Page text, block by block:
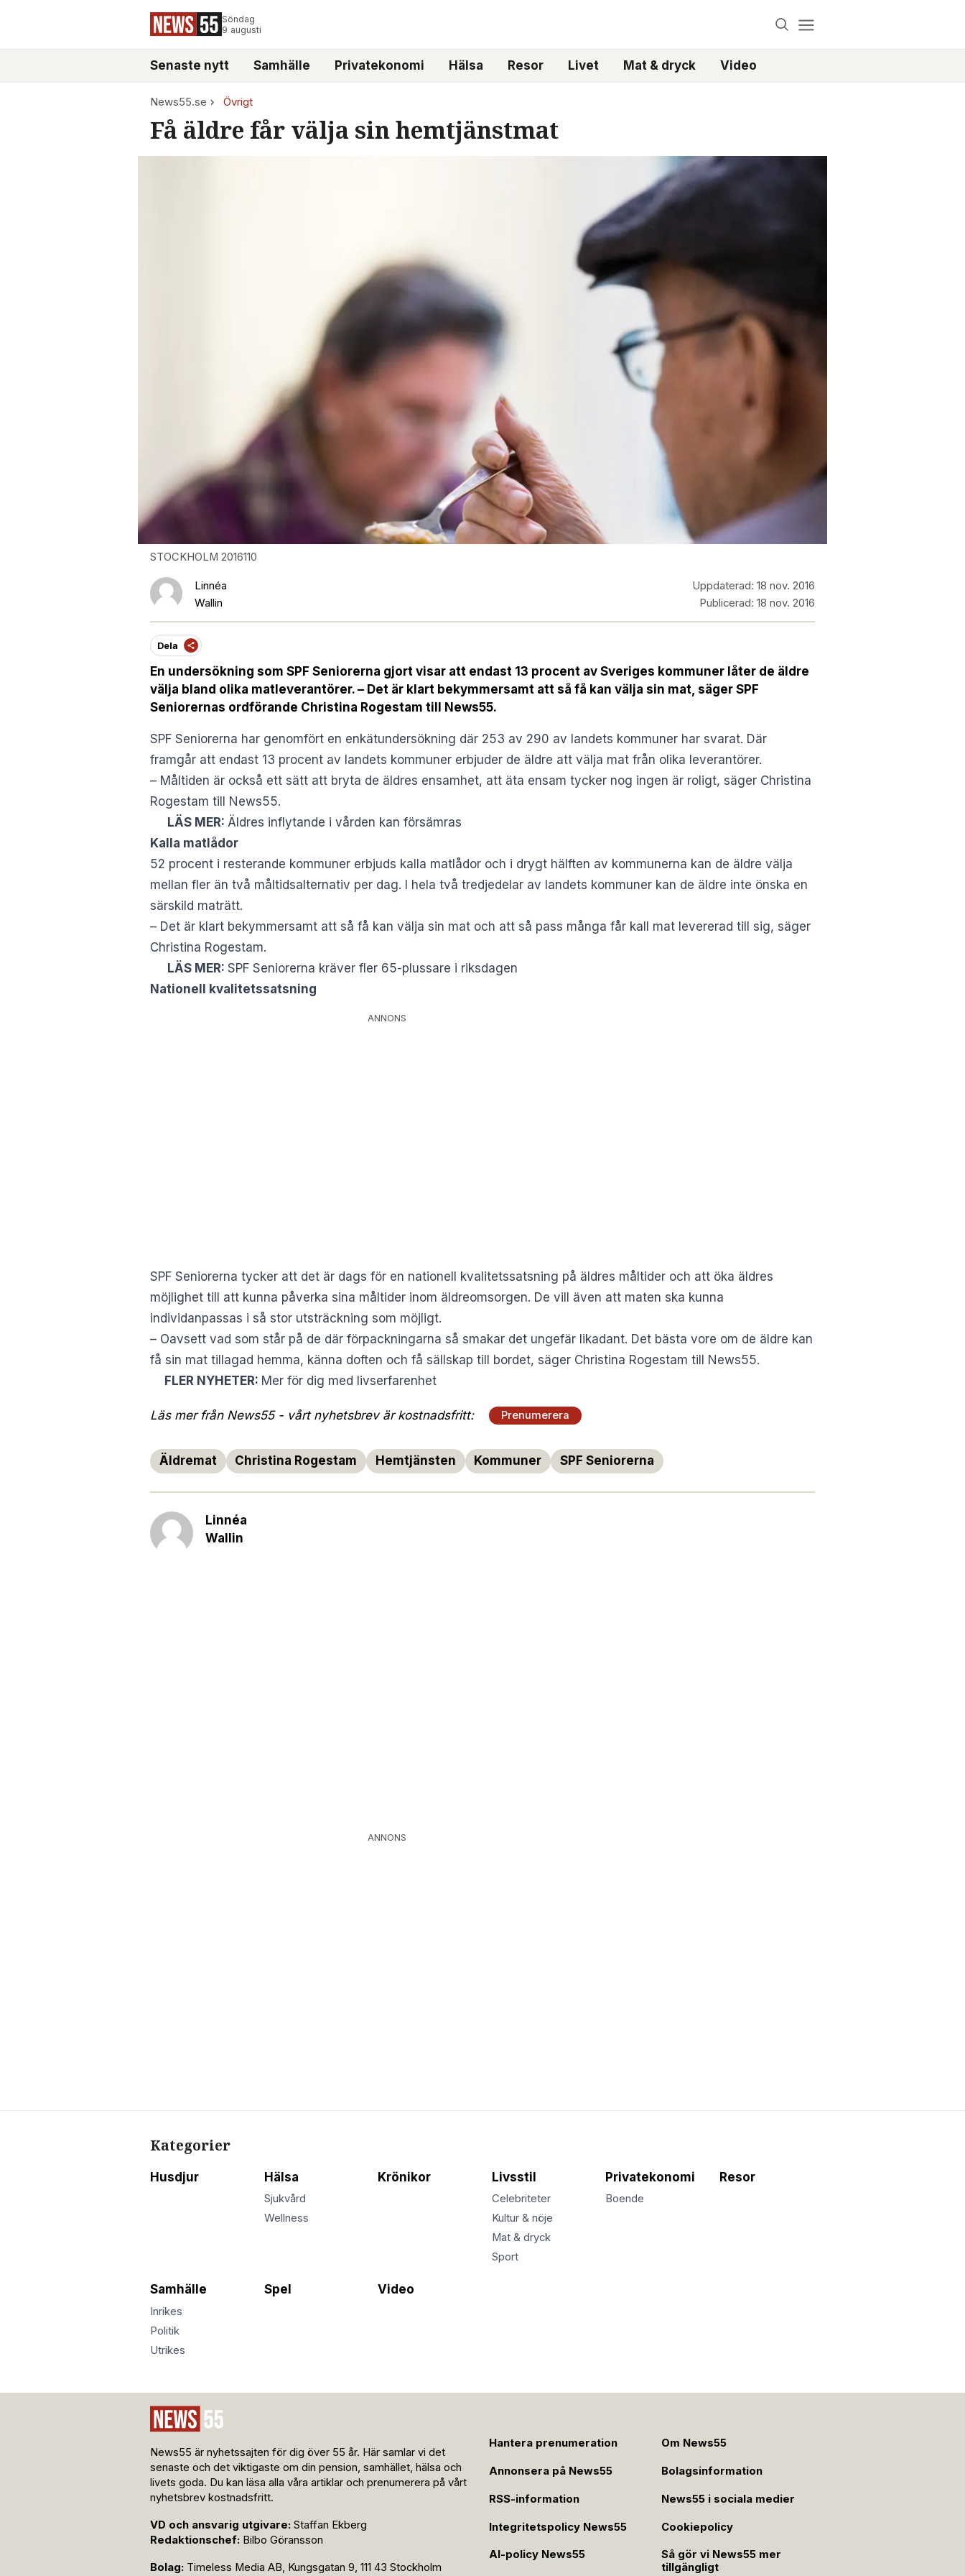
Söndag
9 augusti
Senaste nytt Samhälle Privatekonomi Hälsa Resor Livet Mat & dryck Video
News55.se Övrigt
Få äldre får välja sin hemtjänstmat
STOCKHOLM 2016110
Linnéa
Wallin
Uppdaterad: 18 nov. 2016
Publicerad: 18 nov. 2016
Dela
En undersökning som SPF Seniorerna gjort visar att endast 13 procent av Sveriges kommuner låter de äldre
välja bland olika matleverantörer. – Det är klart bekymmersamt att så få kan välja sin mat, säger SPF
Seniorernas ordförande Christina Rogestam till News55.
SPF Seniorerna har genomfört en enkätundersökning där 253 av 290 av landets kommuner har svarat. Där
framgår att endast 13 procent av landets kommuner erbjuder de äldre att välja mat från olika leverantörer.
– Måltiden är också ett sätt att bryta de äldres ensamhet, att äta ensam tycker nog ingen är roligt, säger Christina
Rogestam till News55.
LÄS MER: Äldres inflytande i vården kan försämras
Kalla matlådor
52 procent i resterande kommuner erbjuds kalla matlådor och i drygt hälften av kommunerna kan de äldre välja
mellan fler än två måltidsalternativ per dag. I hela två tredjedelar av landets kommuner kan de äldre inte önska en
särskild maträtt.
– Det är klart bekymmersamt att så få kan välja sin mat och att så pass många får kall mat levererad till sig, säger
Christina Rogestam.
LÄS MER: SPF Seniorerna kräver fler 65-plussare i riksdagen
Nationell kvalitetssatsning
ANNONS
SPF Seniorerna tycker att det är dags för en nationell kvalitetssatsning på äldres måltider och att öka äldres
möjlighet till att kunna påverka sina måltider inom äldreomsorgen. De vill även att maten ska kunna
individanpassas i så stor utsträckning som möjligt.
– Oavsett vad som står på de där förpackningarna så smakar det ungefär likadant. Det bästa vore om de äldre kan
få sin mat tillagad hemma, känna doften och få sällskap till bordet, säger Christina Rogestam till News55.
FLER NYHETER: Mer för dig med livserfarenhet
Läs mer från News55 - vårt nyhetsbrev är kostnadsfritt: Prenumerera
Äldremat Christina Rogestam Hemtjänsten Kommuner SPF Seniorerna
Linnéa
Wallin
ANNONS
Kategorier
Husdjur Hälsa
Sjukvård
Wellness
Krönikor Livsstil
Celebriteter
Kultur & nöje
Mat & dryck
Sport
Privatekonomi
Boende
Resor
Samhälle
Inrikes
Politik
Utrikes
Spel Video
News55 är nyhetssajten för dig över 55 år. Här samlar vi det
senaste och det viktigaste om din pension, samhället, hälsa och
livets goda. Du kan läsa alla våra artiklar och prenumerera på vårt
nyhetsbrev kostnadsfritt.
VD och ansvarig utgivare: Staffan Ekberg
Redaktionschef: Bilbo Göransson
Bolag: Timeless Media AB, Kungsgatan 9, 111 43 Stockholm
Hantera prenumeration Om News55
Annonsera på News55 Bolagsinformation
RSS-information News55 i sociala medier
Integritetspolicy News55 Cookiepolicy
AI-policy News55
Så gör vi News55 mer
tillgängligt